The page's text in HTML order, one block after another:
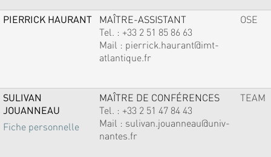
PIERRICK HAURANT
MAÎTRE-ASSISTANT
Tel. : +33 2 51 85 86 63
Mail : pierrick.haurant@imt-
atlantique.fr
OSE
SULIVAN
JOUANNEAU
Fiche personnelle
MAÎTRE DE CONFÉRENCES
Tel. : +33 2 51 47 84 43
Mail : sulivan.jouanneau@univ-
nantes.fr
TEAM